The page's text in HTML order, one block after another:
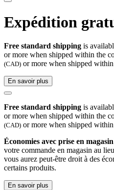
Expédition
Free standard shipping is
or more when shipped within the
(CAD) or more when shipped within
En savoir plus
Free standard shipping is
or more when shipped within the
(CAD) or more when shipped within
Économies avec prise en
votre commande en magasin au
vous aurez peut-être droit à des
certains produits.
En savoir plus